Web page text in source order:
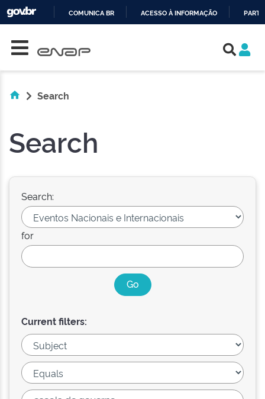
COMUNICA BR ACESSO À INFORMAÇÃO
Search
Search
Search:
for
Current filters: